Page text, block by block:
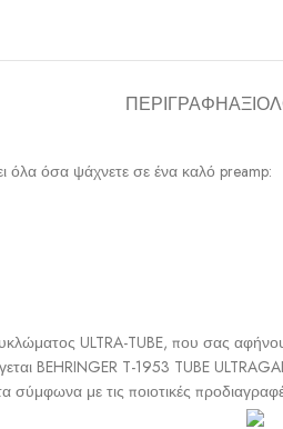
ΠΕΡΙΓΡΑΦΉ
όλα όσα ψάχνετε σε ένα καλό preamp:
ULTRA-TUBE, που σας
BEHRINGER T-1953 TUBE
με τις ποιοτικές